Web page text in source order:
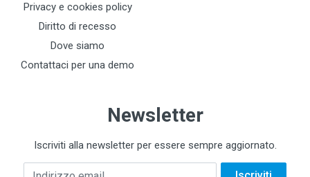
Privacy e cookies policy
Diritto di recesso
Dove siamo
Contattaci per una demo
Newsletter
Iscriviti alla newsletter per essere sempre aggiornato.
Indirizzo email